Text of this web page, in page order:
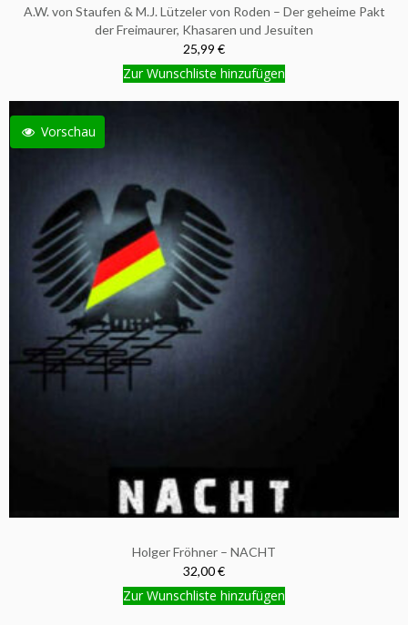
A.W. von Staufen & M.J. Lützeler von Roden – Der geheime Pakt
der Freimaurer, Khasaren und Jesuiten
25,99 €
Zur Wunschliste hinzufügen
Vorschau
Holger Fröhner – NACHT
32,00 €
Zur Wunschliste hinzufügen